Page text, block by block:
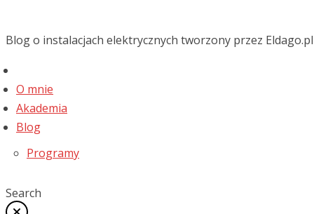
Blog o instalacjach elektrycznych tworzony przez Eldago.pl
O mnie
Akademia
Blog
Programy
Search